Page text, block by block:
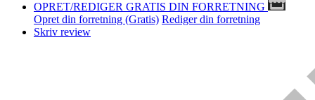
OPRET/REDIGER GRATIS DIN FORRETNING
Opret din forretning (Gratis) Rediger din forretning
Skriv review